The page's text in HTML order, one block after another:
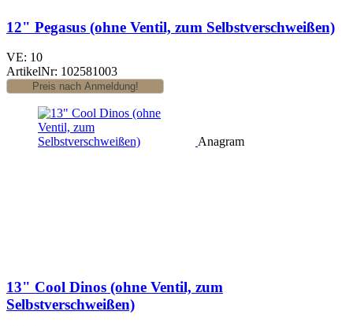
12" Pegasus (ohne Ventil, zum Selbstverschweißen)
VE: 10
ArtikelNr: 102581003
Anagram
13" Cool Dinos (ohne Ventil, zum
Selbstverschweißen)